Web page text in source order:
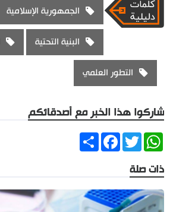
الجمهورية الإسلامية
البنية التحتية
التطور العلمي
شاركوا هذا الخبر مع أصدقائكم
ShareFacebookTwitter
WhatsApp
ذات صلة